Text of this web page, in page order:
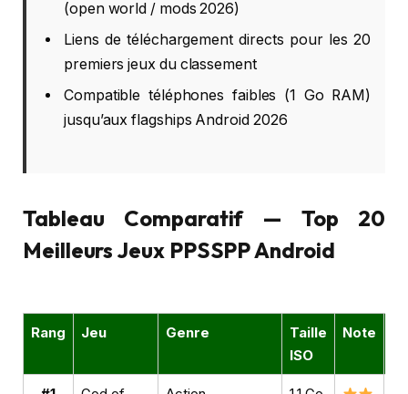
(open world / mods 2026)
Liens de téléchargement directs pour les 20
premiers jeux du classement
Compatible téléphones faibles (1 Go RAM)
jusqu’aux flagships Android 2026
Tableau Comparatif — Top 20
Meilleurs Jeux PPSSPP Android
Rang Jeu Genre
Taille
ISO
Note